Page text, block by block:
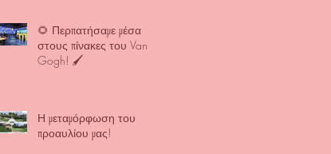
🌻 Περπατήσαμε μέσα
στους πίνακες του Van
Gogh! 🖌️
Η μεταμόρφωση του
προαυλίου μας!